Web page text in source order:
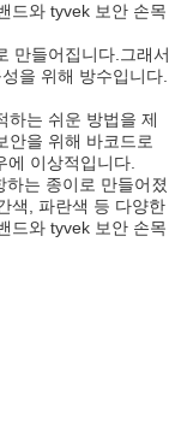
드와 tyvek 보안 손목
만들어집니다.그래서
을 위해 방수입니다.
하는 쉬운 방법을 제
안을 위해 바코드로
이상적입니다.
는 종이로 만들어졌
색, 파란색 등 다양한
드와 tyvek 보안 손목